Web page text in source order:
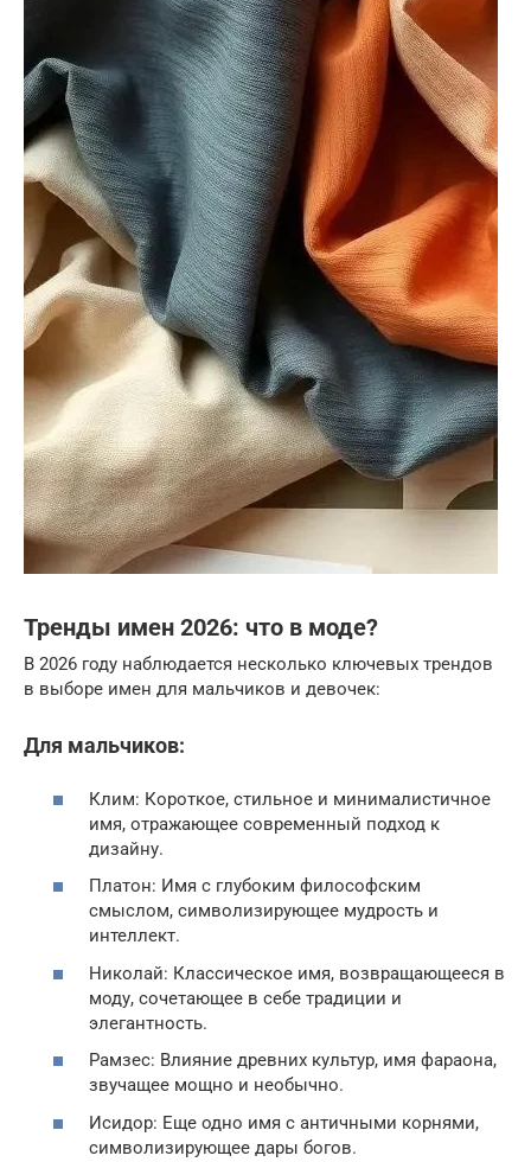
Тренды имен 2026: что в моде?
В 2026 году наблюдается несколько ключевых трендов
в выборе имен для мальчиков и девочек:
Для мальчиков:
Клим: Короткое, стильное и минималистичное
имя, отражающее современный подход к
дизайну.
Платон: Имя с глубоким философским
смыслом, символизирующее мудрость и
интеллект.
Николай: Классическое имя, возвращающееся в
моду, сочетающее в себе традиции и
элегантность.
Рамзес: Влияние древних культур, имя фараона,
звучащее мощно и необычно.
Исидор: Еще одно имя с античными корнями,
символизирующее дары богов.